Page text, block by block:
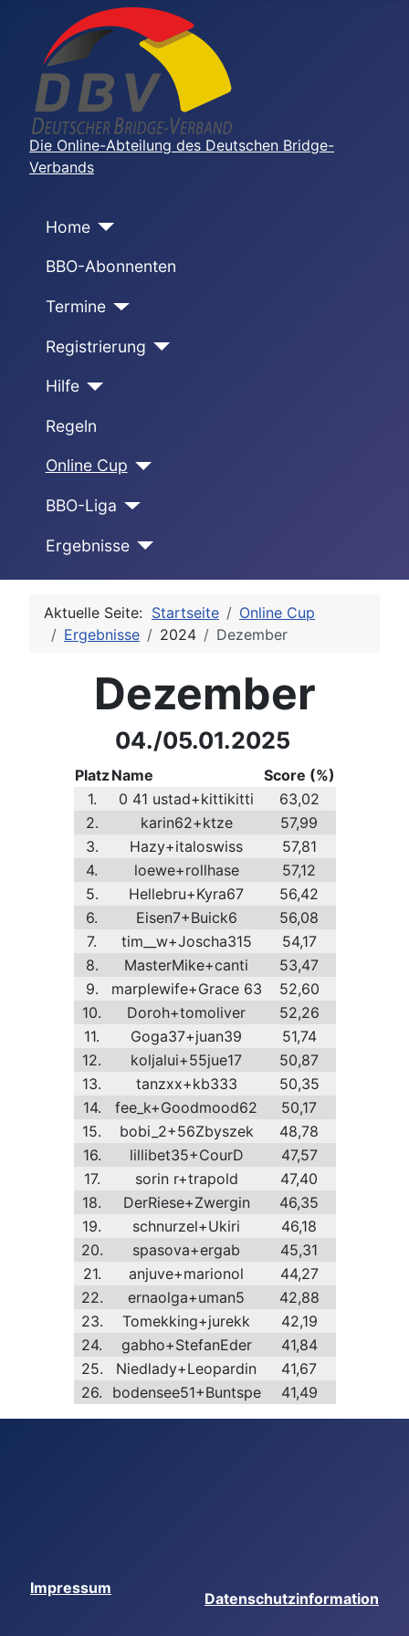
Die Online-Abteilung des Deutschen Bridge-
Verbands
Home
BBO-Abonnenten
Termine
Registrierung
Hilfe
Regeln
Online Cup
BBO-Liga
Ergebnisse
Aktuelle Seite: Startseite
Online Cup
Ergebnisse
2024 Dezember
Dezember
04./05.01.2025
PlatzName
Score (%)
1.
0 41 ustad+kittikitti
63,02
2.
karin62+ktze
57,99
3.
Hazy+italoswiss
57,81
4.
loewe+rollhase
57,12
5.
Hellebru+Kyra67
56,42
6.
Eisen7+Buick6
56,08
7.
tim__w+Joscha315
54,17
8.
MasterMike+canti
53,47
9.
marplewife+Grace 63
52,60
10.
Doroh+tomoliver
52,26
11.
Goga37+juan39
51,74
12.
koljalui+55jue17
50,87
13.
tanzxx+kb333
50,35
14.
fee_k+Goodmood62
50,17
15.
bobi_2+56Zbyszek
48,78
16.
lillibet35+CourD
47,57
17.
sorin r+trapold
47,40
18.
DerRiese+Zwergin
46,35
19.
schnurzel+Ukiri
46,18
20.
spasova+ergab
45,31
21.
anjuve+marionol
44,27
22.
ernaolga+uman5
42,88
23.
Tomekking+jurekk
42,19
24.
gabho+StefanEder
41,84
25.
Niedlady+Leopardin
41,67
26.
bodensee51+Buntspe 41,49
Impressum
Datenschutzinformation